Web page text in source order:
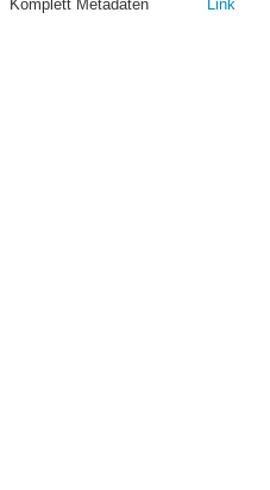
Komplett Metadaten Link